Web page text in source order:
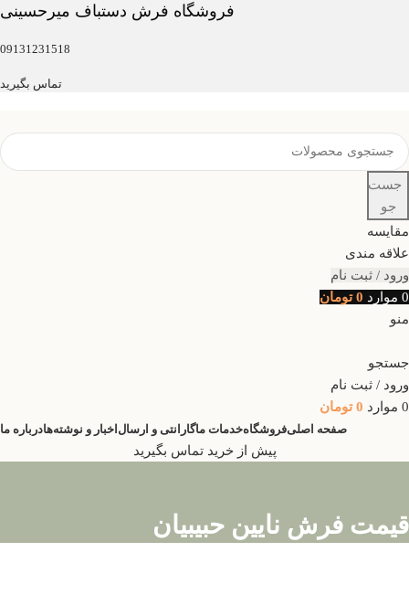
فروشگاه فرش دستباف میرحسینی
09131231518
تماس بگیرید
جست
جو
مقایسه
علاقه مندی
ورود / ثبت نام
0 موارد 0 تومان
منو
جستجو
ورود / ثبت نام
0 موارد 0 تومان
صفحه اصلیفروشگاهخدمات ماگارانتی و ارسال اخبار و نوشته‌هادرباره ما
پیش از خرید تماس بگیرید
قیمت فرش نایین حبیبیان